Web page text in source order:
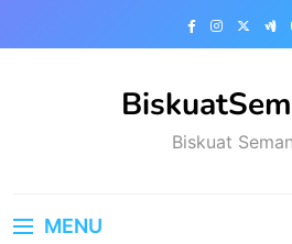
Biskuat
MENU